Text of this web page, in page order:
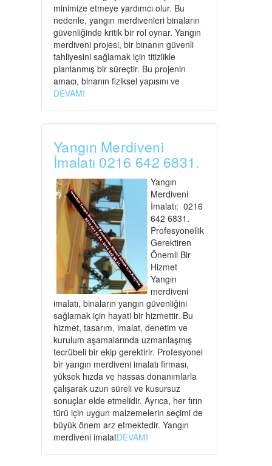
minimize etmeye yardımcı olur. Bu
nedenle, yangın merdivenleri binaların
güvenliğinde kritik bir rol oynar. Yangın
merdiveni projesi, bir binanın güvenli
tahliyesini sağlamak için titizlikle
planlanmış bir süreçtir. Bu projenin
amacı, binanın fiziksel yapısını ve
DEVAMI
Yangın Merdiveni
İmalatı 0216 642 6831.
Yangın
Merdiveni
İmalatı: 0216
642 6831.
Profesyonellik
Gerektiren
Önemli Bir
Hizmet
Yangın
merdiveni
imalatı, binaların yangın güvenliğini
sağlamak için hayati bir hizmettir. Bu
hizmet, tasarım, imalat, denetim ve
kurulum aşamalarında uzmanlaşmış
tecrübeli bir ekip gerektirir. Profesyonel
bir yangın merdiveni imalatı firması,
yüksek hızda ve hassas donanımlarla
çalışarak uzun süreli ve kusursuz
sonuçlar elde etmelidir. Ayrıca, her fırın
türü için uygun malzemelerin seçimi de
büyük önem arz etmektedir. Yangın
merdiveni imalatDEVAMI